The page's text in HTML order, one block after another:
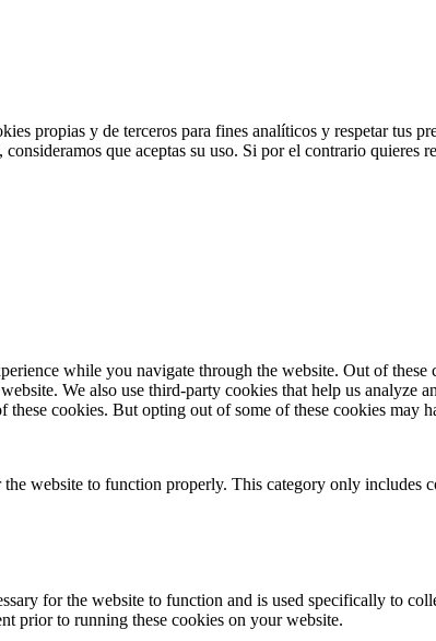
propias y de terceros para fines analíticos y respetar tus
que aceptas su uso. Si por el contrario quieres
while you navigate through the website. Out of
We also use third-party cookies that help us
these cookies. But opting out of some of these cookies may
website to function properly. This category only
for the website to function and is used specifically to
prior to running these cookies on your website.